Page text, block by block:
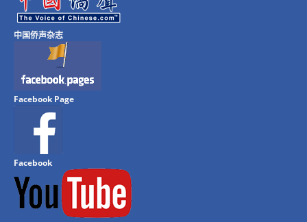
中国侨声杂志
Facebook Page
Facebook